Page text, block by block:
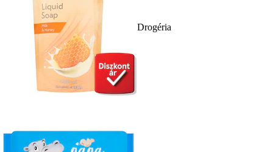
Drogéria